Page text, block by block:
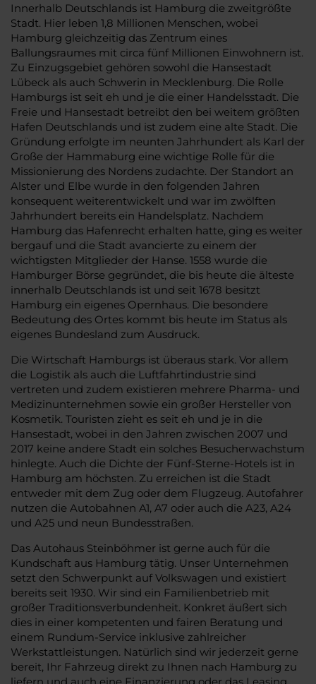
Innerhalb Deutschlands ist Hamburg die zweitgrößte
Stadt. Hier leben 1,8 Millionen Menschen, wobei
Hamburg gleichzeitig das Zentrum eines
Ballungsraumes mit circa fünf Millionen Einwohnern ist.
Zu Einzugsgebiet gehören sowohl die Hansestadt
Lübeck als auch Schwerin in Mecklenburg. Die Rolle
Hamburgs ist seit eh und je die einer Handelsstadt. Die
Freie und Hansestadt betreibt den bei weitem größten
Hafen Deutschlands und ist zudem eine alte Stadt. Die
Gründung erfolgte im neunten Jahrhundert als Karl der
Große der Hammaburg eine wichtige Rolle für die
Missionierung des Nordens zudachte. Der Standort an
Alster und Elbe wurde in den folgenden Jahren
konsequent weiterentwickelt und war im zwölften
Jahrhundert bereits ein Handelsplatz. Nachdem
Hamburg das Hafenrecht erhalten hatte, ging es weiter
bergauf und die Stadt avancierte zu einem der
wichtigsten Mitglieder der Hanse. 1558 wurde die
Hamburger Börse gegründet, die bis heute die älteste
innerhalb Deutschlands ist und seit 1678 besitzt
Hamburg ein eigenes Opernhaus. Die besondere
Bedeutung des Ortes kommt bis heute im Status als
eigenes Bundesland zum Ausdruck.
Die Wirtschaft Hamburgs ist überaus stark. Vor allem
die Logistik als auch die Luftfahrtindustrie sind
vertreten und zudem existieren mehrere Pharma- und
Medizinunternehmen sowie ein großer Hersteller von
Kosmetik. Touristen zieht es seit eh und je in die
Hansestadt, wobei in den Jahren zwischen 2007 und
2017 keine andere Stadt ein solches Besucherwachstum
hinlegte. Auch die Dichte der Fünf-Sterne-Hotels ist in
Hamburg am höchsten. Zu erreichen ist die Stadt
entweder mit dem Zug oder dem Flugzeug. Autofahrer
nutzen die Autobahnen A1, A7 oder auch die A23, A24
und A25 und neun Bundesstraßen.
Das Autohaus Steinböhmer ist gerne auch für die
Kundschaft aus Hamburg tätig. Unser Unternehmen
setzt den Schwerpunkt auf Volkswagen und existiert
bereits seit 1930. Wir sind ein Familienbetrieb mit
großer Traditionsverbundenheit. Konkret äußert sich
dies in einer kompetenten und fairen Beratung und
einem Rundum-Service inklusive zahlreicher
Werkstattleistungen. Natürlich sind wir jederzeit gerne
bereit, Ihr Fahrzeug direkt zu Ihnen nach Hamburg zu
liefern und auch eine Finanzierung oder das Leasing